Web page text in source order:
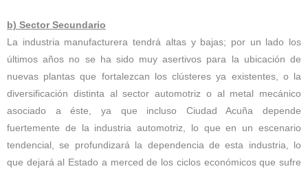
b) Sector Secundario
La industria manufacturera tendrá altas y bajas; por un lado los
últimos años no se ha sido muy asertivos para la ubicación de
nuevas plantas que fortalezcan los clústeres ya existentes, o la
diversificación distinta al sector automotriz o al metal mecánico
asociado a éste, ya que incluso Ciudad Acuña depende
fuertemente de la industria automotriz, lo que en un escenario
tendencial, se profundizará la dependencia de esta industria, lo
que dejará al Estado a merced de los ciclos económicos que sufre